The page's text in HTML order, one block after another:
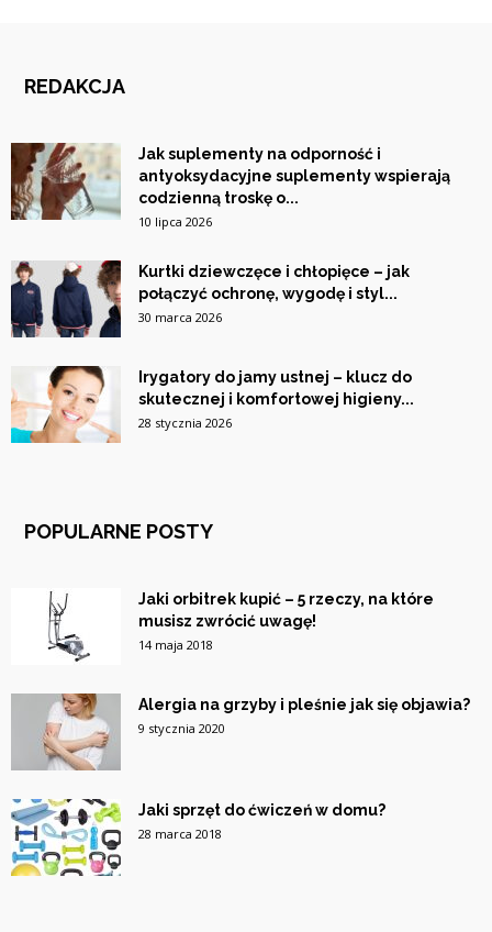
REDAKCJA
Jak suplementy na odporność i
antyoksydacyjne suplementy wspierają
codzienną troskę o...
10 lipca 2026
Kurtki dziewczęce i chłopięce – jak
połączyć ochronę, wygodę i styl...
30 marca 2026
Irygatory do jamy ustnej – klucz do
skutecznej i komfortowej higieny...
28 stycznia 2026
POPULARNE POSTY
Jaki orbitrek kupić – 5 rzeczy, na które
musisz zwrócić uwagę!
14 maja 2018
Alergia na grzyby i pleśnie jak się objawia?
9 stycznia 2020
Jaki sprzęt do ćwiczeń w domu?
28 marca 2018